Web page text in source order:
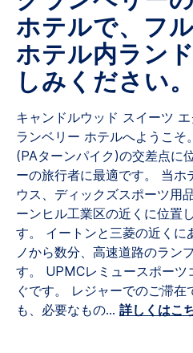
ホテルで、フ
ホテル内ラン
しみください。
キャンドルウッド スイーツ
ランベリー ホテルへようこ
(PAターンパイク)の交差点に
ーの旅行者に最適です。 当ホ
ウス、ディックズスポーツ用
ーンヒル工業区の近くに位置
す。 イートンと三菱の近くに
ノから数分、高速道路のラン
す。 UPMCレミュースポーツ
ぐです。
レジャーでのご滞在
も、必要なもの... 詳しくはこ